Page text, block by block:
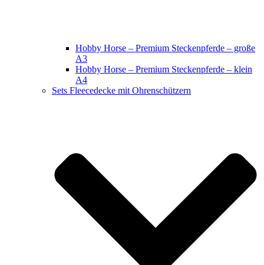
Hobby Horse – Premium Steckenpferde – große
A3
Hobby Horse – Premium Steckenpferde – klein
A4
Sets Fleecedecke mit Ohrenschützern